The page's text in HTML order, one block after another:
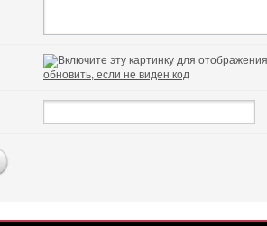
обновить, если не виден код